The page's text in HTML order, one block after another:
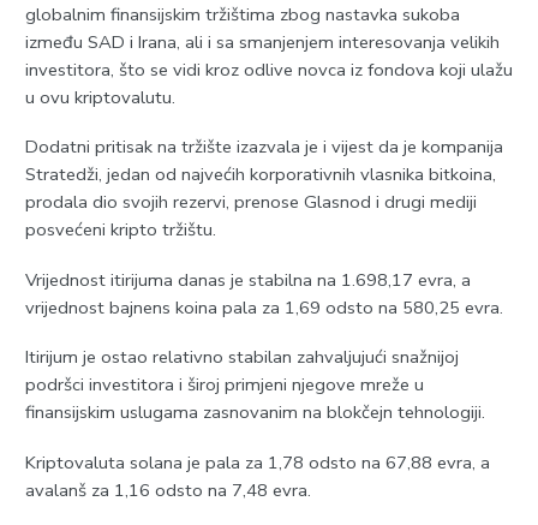
globalnim finansijskim tržištima zbog nastavka sukoba
između SAD i Irana, ali i sa smanjenjem interesovanja velikih
investitora, što se vidi kroz odlive novca iz fondova koji ulažu
u ovu kriptovalutu.
Dodatni pritisak na tržište izazvala je i vijest da je kompanija
Stratedži, jedan od najvećih korporativnih vlasnika bitkoina,
prodala dio svojih rezervi, prenose Glasnod i drugi mediji
posvećeni kripto tržištu.
Vrijednost itirijuma danas je stabilna na 1.698,17 evra, a
vrijednost bajnens koina pala za 1,69 odsto na 580,25 evra.
Itirijum je ostao relativno stabilan zahvaljujući snažnijoj
podršci investitora i široj primjeni njegove mreže u
finansijskim uslugama zasnovanim na blokčejn tehnologiji.
Kriptovaluta solana je pala za 1,78 odsto na 67,88 evra, a
avalanš za 1,16 odsto na 7,48 evra.